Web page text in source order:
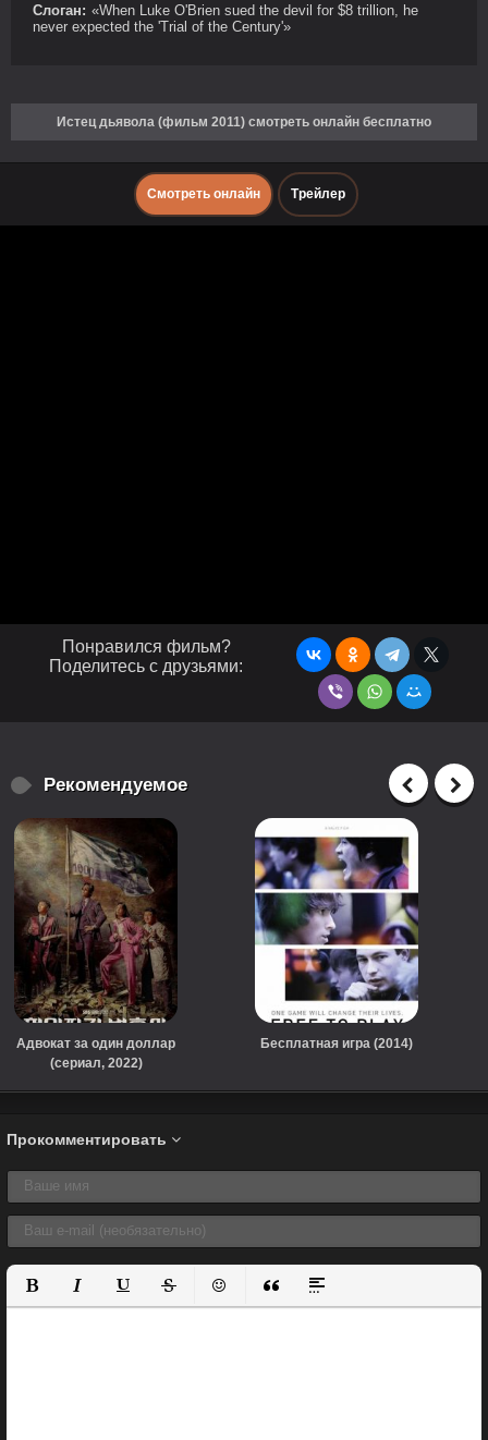
Слоган: «When Luke O'Brien sued the devil for $8 trillion, he
never expected the 'Trial of the Century'»
Истец дьявола (фильм 2011) смотреть онлайн бесплатно
Смотреть онлайн Трейлер
Понравился фильм?
Поделитесь с друзьями:
Рекомендуемое
Адвокат за один доллар
(сериал, 2022)
Бесплатная игра (2014)
Прокомментировать
Полужирный
КурсивПодчеркнутый
ЗачеркнутыйВставить смайлик
Вставка цитаты
Вставка спойлера